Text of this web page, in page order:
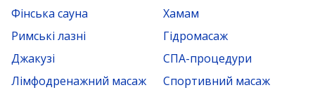
Фінська сауна
Хамам
Римські лазні
Гідромасаж
Джакузі
СПА-процедури
Лімфодренажний масаж
Спортивний масаж